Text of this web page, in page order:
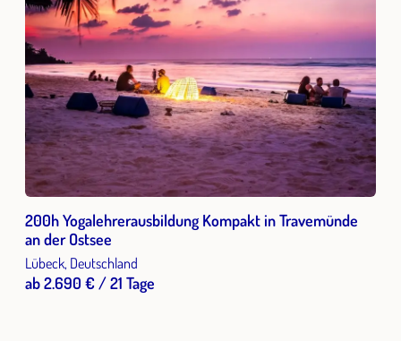
200h Yogalehrerausbildung Kompakt in Travemünde
an der Ostsee
Lübeck, Deutschland
ab 2.690 € / 21 Tage